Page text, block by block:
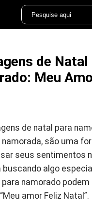
de Natal
Meu
de natal para
são uma
seus sentimentos
algo
namorado podem
amor Feliz Natal”.